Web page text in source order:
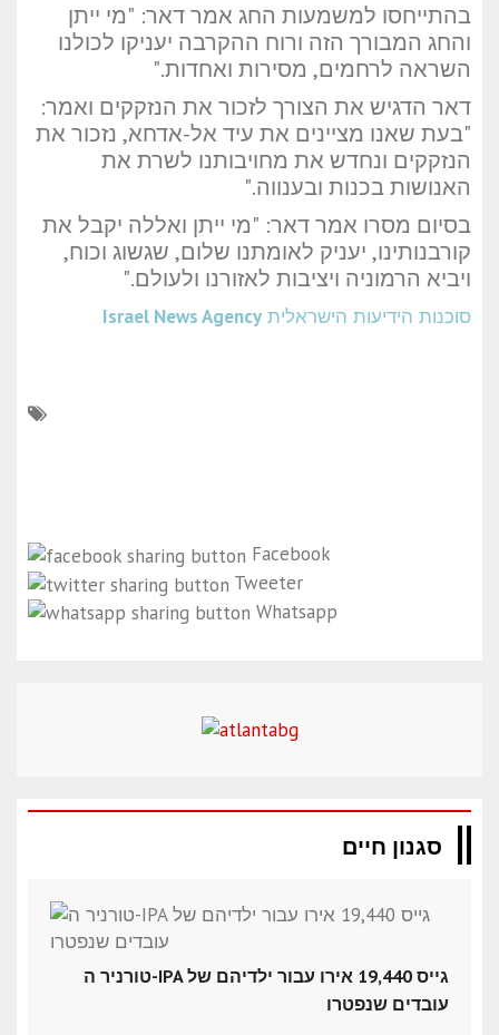
בהתייחסו למשמעות החג אמר דאר: "מי ייתן
והחג המבורך הזה ורוח ההקרבה יעניקו לכולנו
השראה לרחמים, מסירות ואחדות."
דאר הדגיש את הצורך לזכור את הנזקקים ואמר:
"בעת שאנו מציינים את עיד אל-אדחא, נזכור את
הנזקקים ונחדש את מחויבותנו לשרת את
האנושות בכנות ובענווה."
בסיום מסרו אמר דאר: "מי ייתן ואללה יקבל את
קורבנותינו, יעניק לאומתנו שלום, שגשוג וכוח,
ויביא הרמוניה ויציבות לאזורנו ולעולם."
סוכנות הידיעות הישראלית Israel News Agency
Facebook
Tweeter
Whatsapp
סגנון חיים
טורניר ה-IPA גייס 19,440 אירו עבור ילדיהם של
עובדים שנפטרו